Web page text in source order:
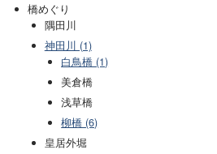
橋めぐり
隅田川
神田川 (1)
白鳥橋 (1)
美倉橋
浅草橋
柳橋 (6)
皇居外堀